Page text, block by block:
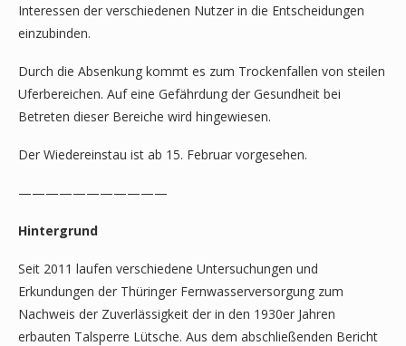
Interessen der verschiedenen Nutzer in die Entscheidungen
einzubinden.
Durch die Absenkung kommt es zum Trockenfallen von steilen
Uferbereichen. Auf eine Gefährdung der Gesundheit bei
Betreten dieser Bereiche wird hingewiesen.
Der Wiedereinstau ist ab 15. Februar vorgesehen.
———————————
Hintergrund
Seit 2011 laufen verschiedene Untersuchungen und
Erkundungen der Thüringer Fernwasserversorgung zum
Nachweis der Zuverlässigkeit der in den 1930er Jahren
erbauten Talsperre Lütsche. Aus dem abschließenden Bericht